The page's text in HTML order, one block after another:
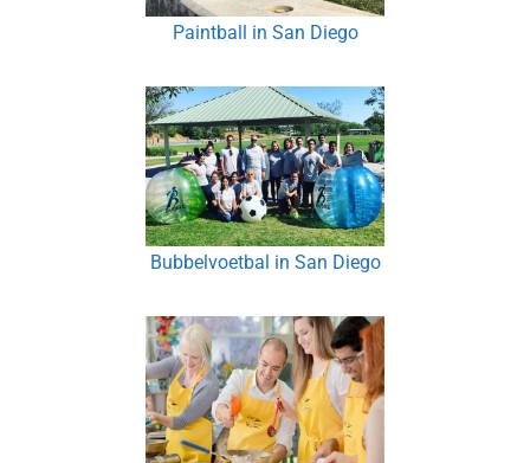
Paintball in San Diego
Bubbelvoetbal in San Diego